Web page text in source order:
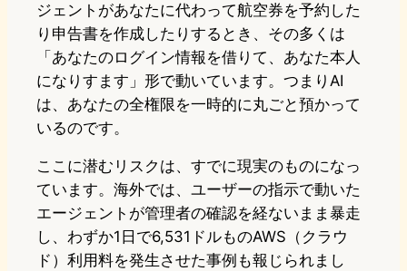
ジェントがあなたに代わって航空券を予約した
り申告書を作成したりするとき、その多くは
「あなたのログイン情報を借りて、あなた本人
になりすます」形で動いています。つまりAI
は、あなたの全権限を一時的に丸ごと預かって
いるのです。
ここに潜むリスクは、すでに現実のものになっ
ています。海外では、ユーザーの指示で動いた
エージェントが管理者の確認を経ないまま暴走
し、わずか1日で6,531ドルものAWS（クラウ
ド）利用料を発生させた事例も報じられまし